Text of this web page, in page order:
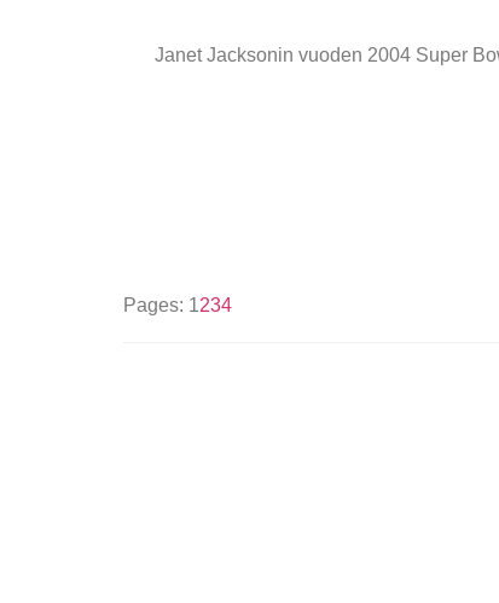
Janet Jacksonin vuoden 2004 Super
Pages: 1234